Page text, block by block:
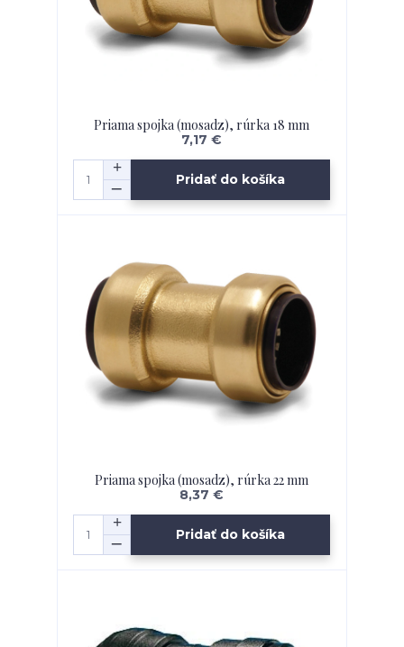
Priama spojka (mosadz), rúrka 18 mm
7,17 €
Pridať do košíka
Priama spojka (mosadz), rúrka 22 mm
8,37 €
Pridať do košíka